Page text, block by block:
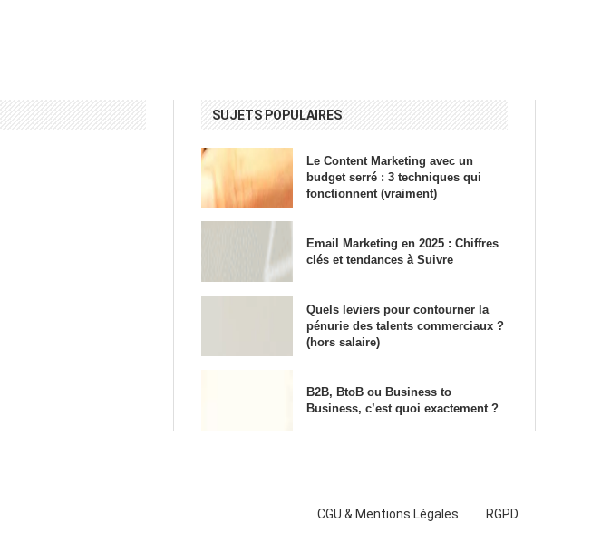
SUJETS POPULAIRES
Le Content Marketing avec un
budget serré : 3 techniques qui
fonctionnent (vraiment)
Email Marketing en 2025 : Chiffres
clés et tendances à Suivre
Quels leviers pour contourner la
pénurie des talents commerciaux ?
(hors salaire)
B2B, BtoB ou Business to
Business, c’est quoi exactement ?
CGU & Mentions Légales RGPD